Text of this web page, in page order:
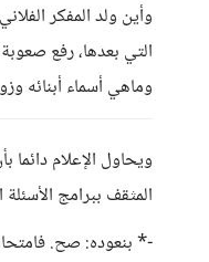
وأين ولد المفكر
التي بعدها، رفع
وماهي أسماء أبنائه
ويحاول الإعلام
المثقف ببرامج
-* بنعوده: صح.